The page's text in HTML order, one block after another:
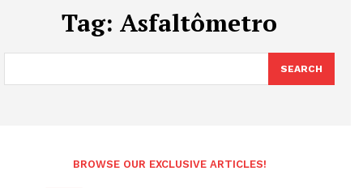
Tag: Asfaltômetro
SEARCH
BROWSE OUR EXCLUSIVE ARTICLES!